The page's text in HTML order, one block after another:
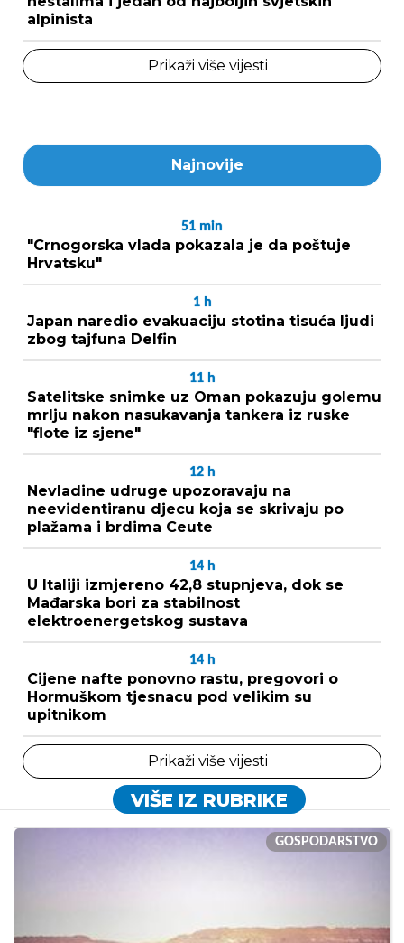
alpinista
Prikaži više vijesti
Najnovije
51 min
"Crnogorska vlada pokazala je da poštuje
Hrvatsku"
1 h
Japan naredio evakuaciju stotina tisuća ljudi
zbog tajfuna Delfin
11 h
Satelitske snimke uz Oman pokazuju golemu
mrlju nakon nasukavanja tankera iz ruske
"flote iz sjene"
12 h
Nevladine udruge upozoravaju na
neevidentiranu djecu koja se skrivaju po
plažama i brdima Ceute
14 h
U Italiji izmjereno 42,8 stupnjeva, dok se
Mađarska bori za stabilnost
elektroenergetskog sustava
14 h
Cijene nafte ponovno rastu, pregovori o
Hormuškom tjesnacu pod velikim su
upitnikom
Prikaži više vijesti
VIŠE IZ RUBRIKE
GOSPODARSTVO